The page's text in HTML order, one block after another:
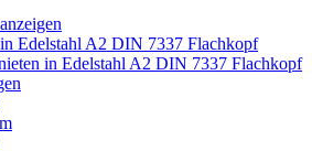
Edelstahl A2 DIN 7337 Flachkopf
in Edelstahl A2 DIN 7337 Flachkopf